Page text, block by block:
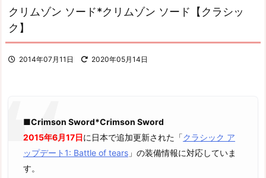
クリムゾン ソード*クリムゾン ソード【クラシッ
ク】
2014年07月11日 2020年05月14日
■Crimson Sword*Crimson Sword
2015年6月17日に日本で追加更新された「クラシック ア
ップデート1: Battle of tears 」の装備情報に対応していま
す。